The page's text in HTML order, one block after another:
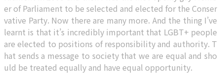
er of Parliament to be selected and elected for the Conser
vative Party. Now there are many more. And the thing I’ve
learnt is that it’s incredibly important that LGBT+ people
are elected to positions of responsibility and authority. T
hat sends a message to society that we are equal and sho
uld be treated equally and have equal opportunity.